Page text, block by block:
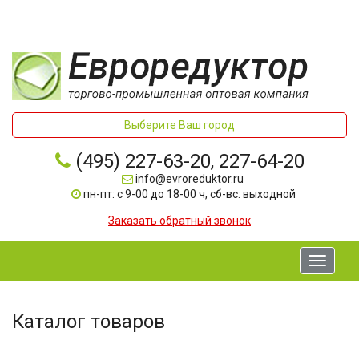
Выберите Ваш город
(495) 227-63-20, 227-64-20
info@evroreduktor.ru
пн-пт: с 9-00 до 18-00 ч, сб-вс: выходной
Заказать обратный звонок
Toggle
Каталог товаров